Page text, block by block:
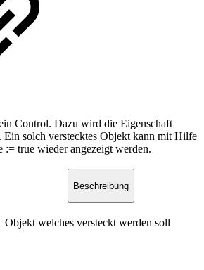
Control. Dazu wird die Eigenschaft
Ein solch verstecktes Objekt kann mit Hilfe
true wieder angezeigt werden.
Beschreibung
Objekt welches versteckt werden soll